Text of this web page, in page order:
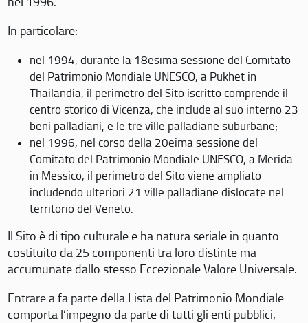
In particolare:
nel 1994, durante la 18esima sessione del Comitato
del Patrimonio Mondiale UNESCO, a Pukhet in
Thailandia, il perimetro del Sito iscritto comprende il
centro storico di Vicenza, che include al suo interno 23
beni palladiani, e le tre ville palladiane suburbane;
nel 1996, nel corso della 20eima sessione del
Comitato del Patrimonio Mondiale UNESCO, a Merida
in Messico, il perimetro del Sito viene ampliato
includendo ulteriori 21 ville palladiane dislocate nel
territorio del Veneto.
Il Sito è di tipo culturale e ha natura seriale in quanto
costituito da 25 componenti tra loro distinte ma
accumunate dallo stesso Eccezionale Valore Universale.
Entrare a fa parte della Lista del Patrimonio Mondiale
comporta l’impegno da parte di tutti gli enti pubblici,